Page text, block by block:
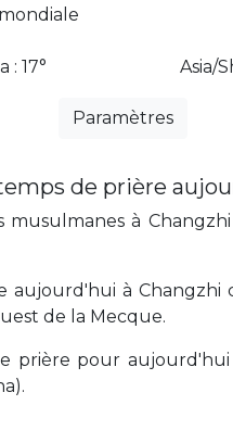
: 17°
Asia/
Paramètres
de prière
musulmanes à
aujourd'hui à Changzhi
de la Mecque.
prière pour aujourd'hui